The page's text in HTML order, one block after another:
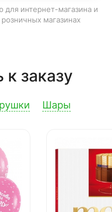
для интернет-магазина и
магазинах
заказу
Шары